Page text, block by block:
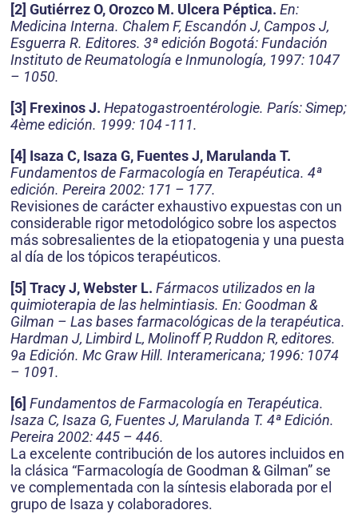
[2] Gutiérrez O, Orozco M. Ulcera Péptica. En:
Medicina Interna. Chalem F, Escandón J, Campos J,
Esguerra R. Editores. 3ª edición Bogotá: Fundación
Instituto de Reumatología e Inmunología, 1997: 1047
– 1050.
[3] Frexinos J. Hepatogastroentérologie. París: Simep;
4ème edición. 1999: 104 -111.
[4] Isaza C, Isaza G, Fuentes J, Marulanda T.
Fundamentos de Farmacología en Terapéutica. 4ª
edición. Pereira 2002: 171 – 177.
Revisiones de carácter exhaustivo expuestas con un
considerable rigor metodológico sobre los aspectos
más sobresalientes de la etiopatogenia y una puesta
al día de los tópicos terapéuticos.
[5] Tracy J, Webster L. Fármacos utilizados en la
quimioterapia de las helmintiasis. En: Goodman &
Gilman – Las bases farmacológicas de la terapéutica.
Hardman J, Limbird L, Molinoff P, Ruddon R, editores.
9a Edición. Mc Graw Hill. Interamericana; 1996: 1074
– 1091.
[6] Fundamentos de Farmacología en Terapéutica.
Isaza C, Isaza G, Fuentes J, Marulanda T. 4ª Edición.
Pereira 2002: 445 – 446.
La excelente contribución de los autores incluidos en
la clásica “Farmacología de Goodman & Gilman” se
ve complementada con la síntesis elaborada por el
grupo de Isaza y colaboradores.